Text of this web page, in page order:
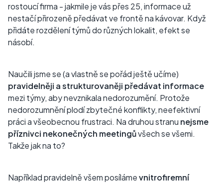
rostoucí firma - jakmile je vás přes 25, informace už
nestačí přirozeně předávat ve frontě na kávovar. Když
přidáte rozdělení týmů do různých lokalit, efekt se
násobí.
Naučili jsme se (a vlastně se pořád ještě učíme)
pravidelněji a strukturovaněji předávat informace
mezi týmy, aby nevznikala nedorozumění. Protože
nedorozumnění plodí zbytečné konflikty, neefektivní
práci a všeobecnou frustraci. Na druhou stranu nejsme
příznivci nekonečných meetingůvšech se všemi.
Takže jak na to?
Například pravidelně všem posílámevnitrofiremní